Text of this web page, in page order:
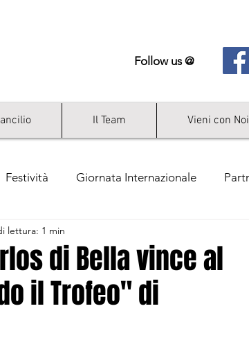
Follow us @
Il Team Vieni con Noi
Festività Giornata Internazionale
di Bella vince al
il Trofeo" di
lettura: 1 min